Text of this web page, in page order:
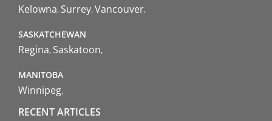
Kelowna Surrey Vancouver
SASKATCHEWAN
Regina Saskatoon
MANITOBA
Winnipeg
RECENT ARTICLES